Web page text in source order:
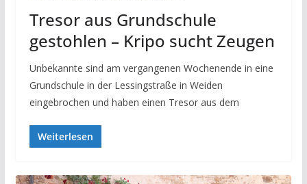
Tresor aus Grundschule
gestohlen – Kripo sucht Zeugen
Unbekannte sind am vergangenen Wochenende in eine
Grundschule in der Lessingstraße in Weiden
eingebrochen und haben einen Tresor aus dem
Weiterlesen